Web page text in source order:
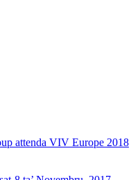
attenda VIV Europe 2018